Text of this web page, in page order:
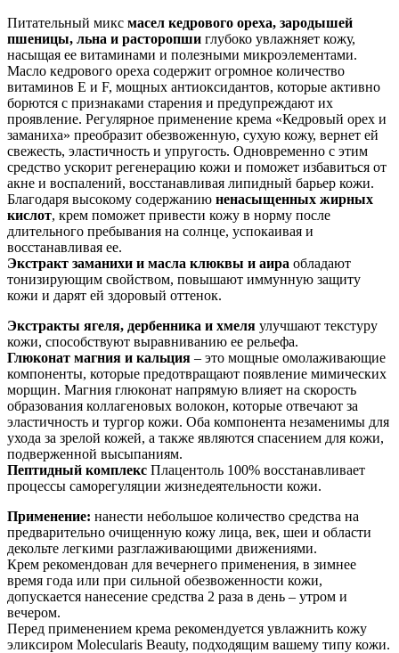
Питательный микс масел кедрового ореха, зародышей
пшеницы, льна и расторопши глубоко увлажняет кожу,
насыщая ее витаминами и полезными микроэлементами.
Масло кедрового ореха содержит огромное количество
витаминов Е и F, мощных антиоксидантов, которые активно
борются с признаками старения и предупреждают их
проявление. Регулярное применение крема «Кедровый орех и
заманиха» преобразит обезвоженную, сухую кожу, вернет ей
свежесть, эластичность и упругость. Одновременно с этим
средство ускорит регенерацию кожи и поможет избавиться от
акне и воспалений, восстанавливая липидный барьер кожи.
Благодаря высокому содержанию ненасыщенных жирных
кислот, крем поможет привести кожу в норму после
длительного пребывания на солнце, успокаивая и
восстанавливая ее.
Экстракт заманихи и масла клюквы и аира обладают
тонизирующим свойством, повышают иммунную защиту
кожи и дарят ей здоровый оттенок.
Экстракты ягеля, дербенника и хмеля улучшают текстуру
кожи, способствуют выравниванию ее рельефа.
Глюконат магния и кальция – это мощные омолаживающие
компоненты, которые предотвращают появление мимических
морщин. Магния глюконат напрямую влияет на скорость
образования коллагеновых волокон, которые отвечают за
эластичность и тургор кожи. Оба компонента незаменимы для
ухода за зрелой кожей, а также являются спасением для кожи,
подверженной высыпаниям.
Пептидный комплекс Плацентоль 100% восстанавливает
процессы саморегуляции жизнедеятельности кожи.
Применение: нанести небольшое количество средства на
предварительно очищенную кожу лица, век, шеи и области
декольте легкими разглаживающими движениями.
Крем рекомендован для вечернего применения, в зимнее
время года или при сильной обезвоженности кожи,
допускается нанесение средства 2 раза в день – утром и
вечером.
Перед применением крема рекомендуется увлажнить кожу
эликсиром Molecularis Beauty, подходящим вашему типу кожи.